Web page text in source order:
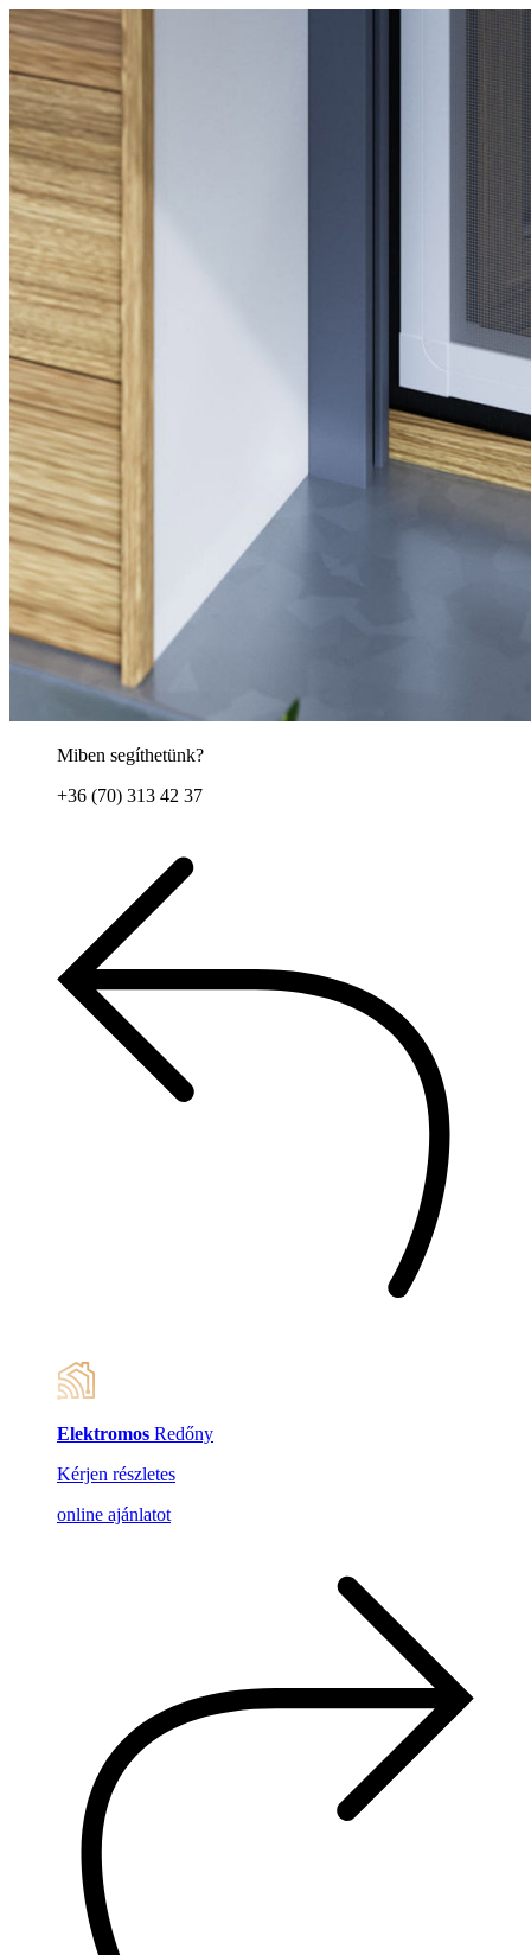
Miben segíthetünk?
+36 (70) 313 42 37
Elektromos Redőny
Kérjen részletes
online ajánlatot